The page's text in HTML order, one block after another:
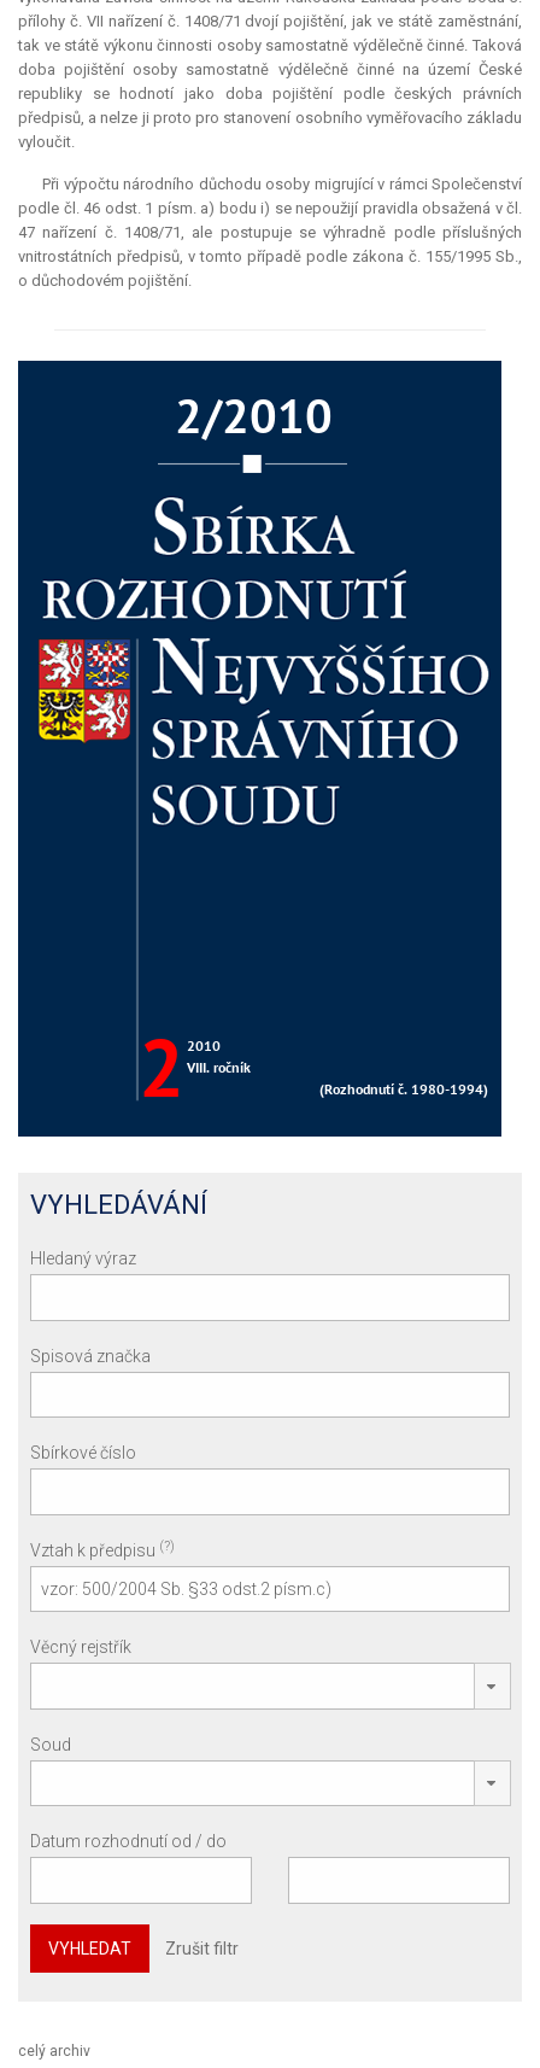
přílohy č. VII nařízení č. 1408/71 dvojí pojištění, jak ve státě zaměstnání,
tak ve státě výkonu činnosti osoby samostatně výdělečně činné. Taková
doba pojištění osoby samostatně výdělečně činné na území České
republiky se hodnotí jako doba pojištění podle českých právních
předpisů, a nelze ji proto pro stanovení osobního vyměřovacího základu
vyloučit.
Při výpočtu národního důchodu osoby migrující v rámci Společenství
podle čl. 46 odst. 1 písm. a) bodu i) se nepoužijí pravidla obsažená v čl.
47 nařízení č. 1408/71, ale postupuje se výhradně podle příslušných
vnitrostátních předpisů, v tomto případě podle zákona č. 155/1995 Sb.,
o důchodovém pojištění.
VYHLEDÁVÁNÍ
Hledaný výraz
Spisová značka
Sbírkové číslo
Vztah k předpisu (?)
Věcný rejstřík
Soud
Datum rozhodnutí od / do
VYHLEDAT Zrušit filtr
celý archiv